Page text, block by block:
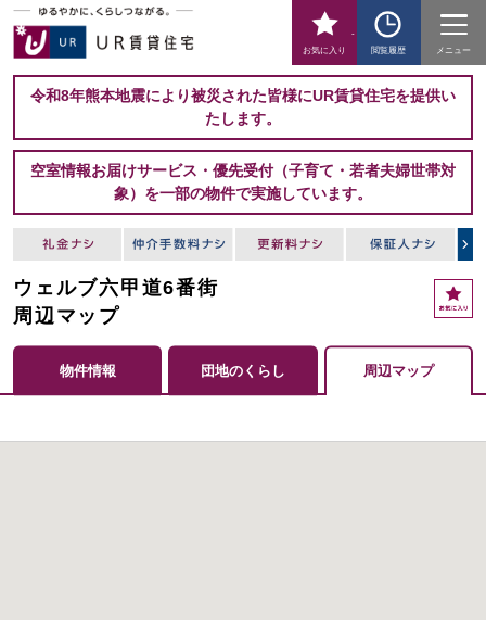
お気に入り
-
閲覧履歴
メニュー
令和8年熊本地震により被災された皆様にUR賃貸住宅を提供い
たします。
空室情報お届けサービス・優先受付（子育て・若者夫婦世帯対
象）を一部の物件で実施しています。
ウェルブ六甲道6番街
周辺マップ
物件情報 団地のくらし 周辺マップ